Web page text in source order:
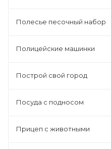
Полесье песочный набор
Полицейские машинки
Построй свой город
Посуда с подносом
Прицеп с животными